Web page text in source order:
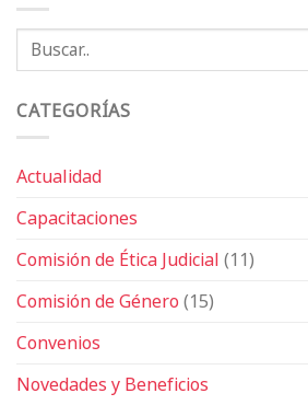
CATEGORÍAS
Actualidad
Capacitaciones
Comisión de Ética Judicial(11)
Comisión de Género(15)
Convenios
Novedades y Beneficios